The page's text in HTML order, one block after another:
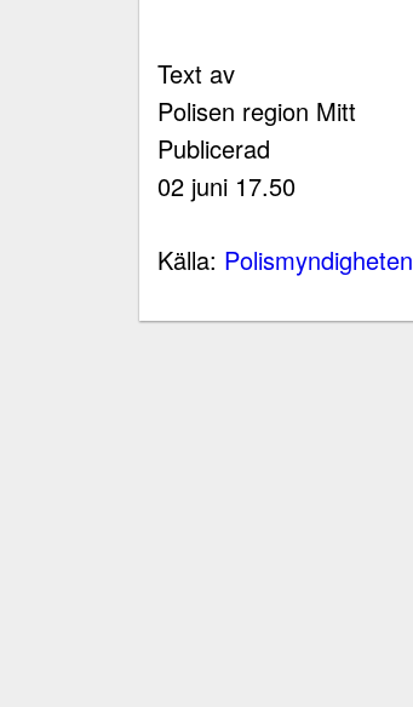
Text av
Polisen region Mitt
Publicerad
02 juni 17.50
Källa: Polismyndigheten